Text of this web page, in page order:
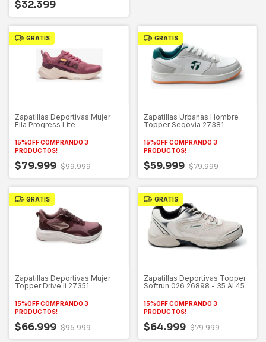
$32.399
GRATIS
Zapatillas Deportivas Mujer
Fila Progress Lite
15%OFF COMPRANDO 3
PRODUCTOS!
$79.999 $99.999
GRATIS
Zapatillas Urbanas Hombre
Topper Segovia 27381
15%OFF COMPRANDO 3
PRODUCTOS!
$59.999 $79.999
GRATIS
Zapatillas Deportivas Mujer
Topper Drive Ii 27351
15%OFF COMPRANDO 3
PRODUCTOS!
$66.999 $95.999
GRATIS
Zapatillas Deportivas Topper
Softrun 026 26898 - 35 Al 45
15%OFF COMPRANDO 3
PRODUCTOS!
$64.999 $79.999